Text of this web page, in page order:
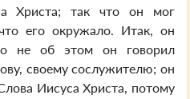
Христа; так что он мог
его окружало. Итак, он
не об этом он говорил
своему сослужителю; он
Иисуса Христа, потому